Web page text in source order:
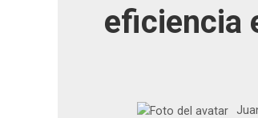
eficiencia